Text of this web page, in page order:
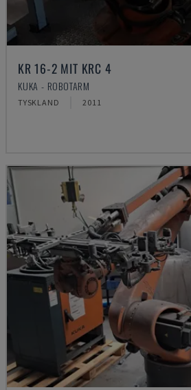
KR 16-2 MIT KRC 4
KUKA - ROBOTARM
TYSKLAND 2011